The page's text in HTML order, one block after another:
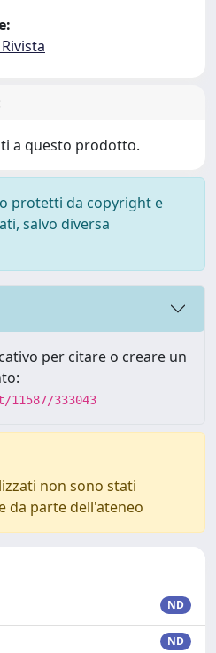
a questo prodotto.
protetti da copyright e
salvo diversa
per citare o creare un
333043
non sono stati
da parte dell'ateneo
ND
ND